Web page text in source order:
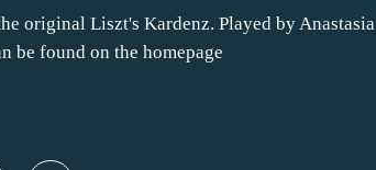
original Liszt's Kardenz. Played by Anastasia
be found on the homepage